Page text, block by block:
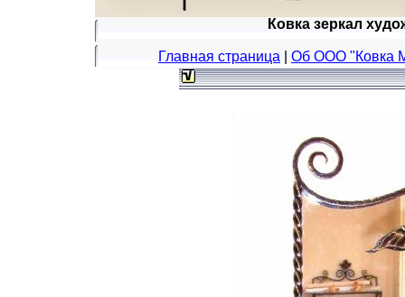
Ковка зеркал
Главная страница Об ООО "Ковка